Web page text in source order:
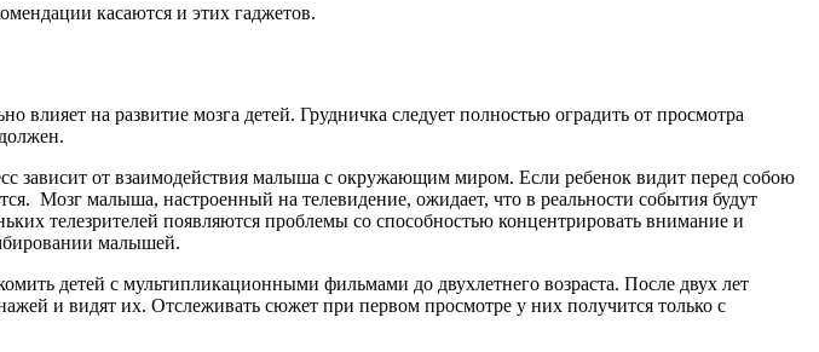
касаются и этих гаджетов.
на развитие мозга детей. Грудничка следует полностью оградить от просмотра
зависит от взаимодействия малыша с окружающим миром. Если ребенок видит перед собою
Мозг малыша, настроенный на телевидение, ожидает, что в реальности события будут
телезрителей появляются проблемы со способностью концентрировать внимание и
малышей.
детей с мультипликационными фильмами до двухлетнего возраста. После двух лет
и видят их. Отслеживать сюжет при первом просмотре у них получится только с